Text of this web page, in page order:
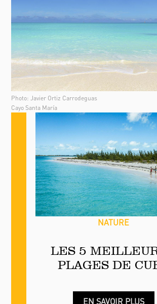
Photo: Javier Ortiz Carrodeguas
Cayo Santa María
NATURE
LES 5
PLAGES DE
EN SAVOIR PLUS